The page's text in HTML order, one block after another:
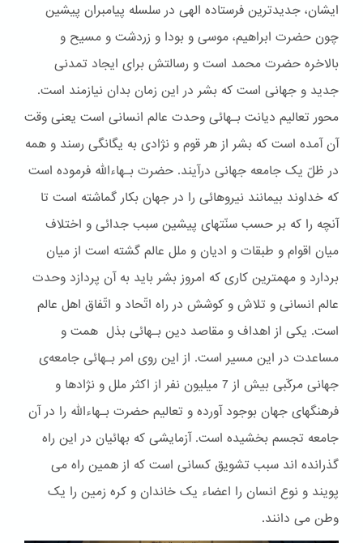
ایشان، جدیدترین فرستاده الهی در سلسله پیامبران پیشین
چون حضرت ابراهیم، موسی و بودا و زردشت و مسیح و
بالاخره حضرت محمد است و رسالتش برای ایجاد تمدنی
جدید و جهانی است که بشر در این زمان بدان نیازمند است.
محور تعالیم دیانت بـهائی وحدت عالم انسانی است یعنی وقت
آن آمده است که بشر از هر قوم و نژادی به یگانگی رسند و همه
در ظلّ یک جامعه جهانی درآیند. حضرت بـهاءالله فرموده است
که خداوند بیمانند نیروهائی را در جهان بکار گماشته است تا
آنچه را که بر حسب سنّتهای پیشین سبب جدائی و اختلاف
میان اقوام و طبقات و ادیان و ملل عالم گشته است از میان
بردارد و مهمترین کاری که امروز بشر باید به آن پردازد وحدت
عالم انسانی و تلاش و کوشش در راه اتّحاد و اتّفاق اهل عالم
است. یکی از اهداف و مقاصد دین بـهائی بذل همت و
مساعدت در این مسیر است. از این روی امر بـهائی جامعه‌ی
جهانی مرکّبی بیش از 7 میلیون نفر از اکثر ملل و نژادها و
فرهنگهای جهان بوجود آورده و تعالیم حضرت بـهاءالله را در آن
جامعه تجسم بخشیده است. آزمایشی که بهائیان در این راه
گذرانده اند سبب تشویق کسانی است که از همین راه می
پویند و نوع انسان را اعضاء یک خاندان و کره زمین را یک
وطن می دانند.